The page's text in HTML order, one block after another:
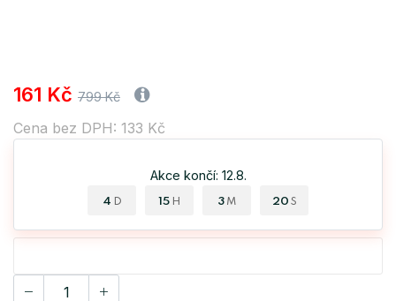
161 Kč 799 Kč
Cena bez DPH: 133 Kč
Akce končí: 12.8.
4 D 15 H 3 M 20 S